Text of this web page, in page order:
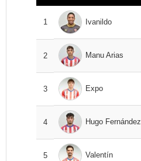
1 Ivanildo
2 Manu Arias
3 Expo
4 Hugo Fernández
5 Valentín